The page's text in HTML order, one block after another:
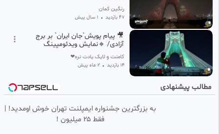
رنگین کمان
47 بازدید • 1 سال پیش
🎥 پیام پویش`جان ایران` بر برج
آزادی/ 🔹نمایش ویدئومپینگ
کامنت و لایک یادت نره❤
14 بازدید • 2 ماه پیش
مطالب پیشنهادی
به بزرگترین جشنواره ایمپلنت تهران خوش اومدید! |
فقط ۲۵ میلیون !